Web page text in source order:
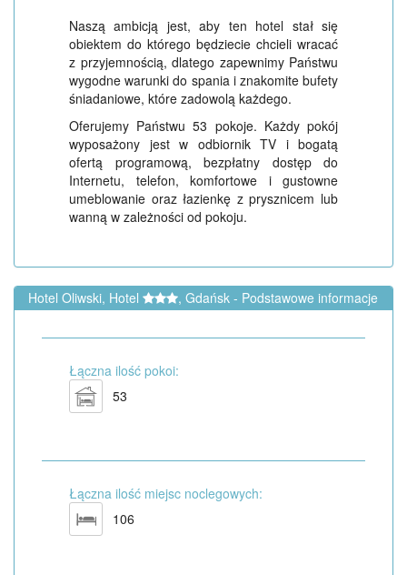
Naszą ambicją jest, aby ten hotel stał się
obiektem do którego będziecie chcieli wracać
z przyjemnością, dlatego zapewnimy Państwu
wygodne warunki do spania i znakomite bufety
śniadaniowe, które zadowolą każdego.
Oferujemy Państwu 53 pokoje. Każdy pokój
wyposażony jest w odbiornik TV i bogatą
ofertą programową, bezpłatny dostęp do
Internetu, telefon, komfortowe i gustowne
umeblowanie oraz łazienkę z prysznicem lub
wanną w zależności od pokoju.
Hotel Oliwski, Hotel , Gdańsk - Podstawowe informacje
Łączna ilość pokoi:
53
Łączna ilość miejsc noclegowych:
106